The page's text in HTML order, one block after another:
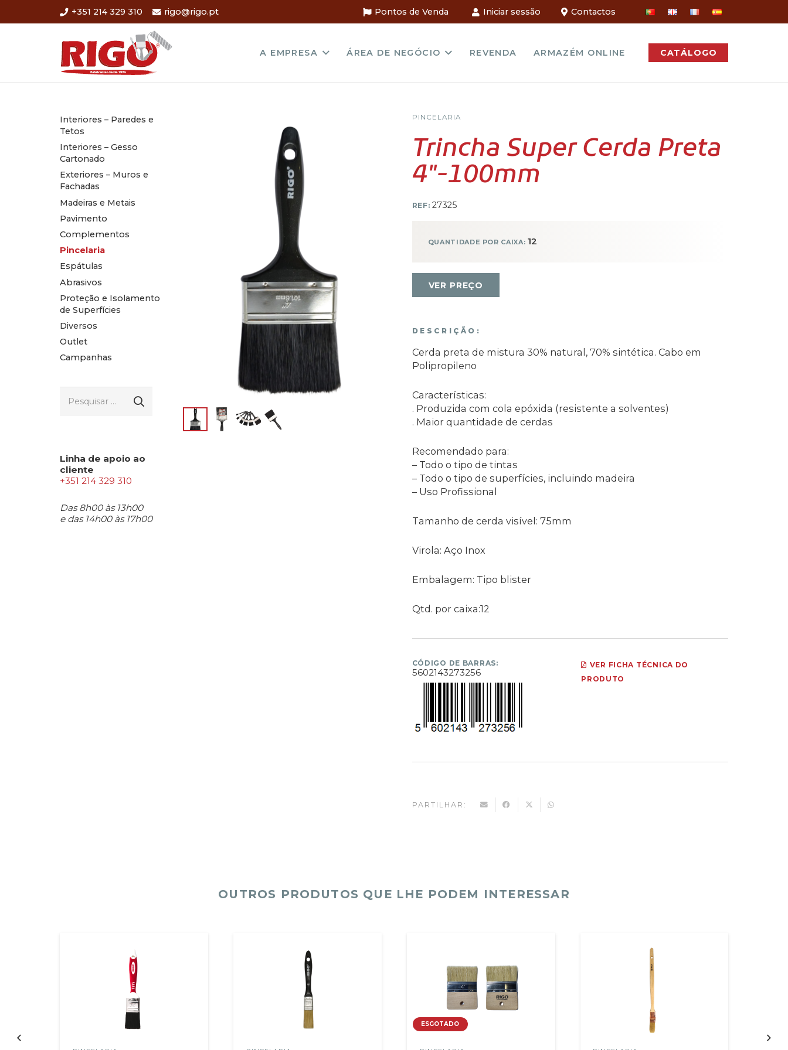
+351 214 329 310 rigo@rigo.pt Pontos de Venda Iniciar sessão Contactos
A EMPRESA ÁREA DE NEGÓCIO REVENDA ARMAZÉM ONLINE CATÁLOGO
Interiores – Paredes e
Tetos
Interiores – Gesso
Cartonado
Exteriores – Muros e
Fachadas
Madeiras e Metais
Pavimento
Complementos
Pincelaria
Espátulas
Abrasivos
Proteção e Isolamento
de Superfícies
Diversos
Outlet
Campanhas
por:
Linha de apoio ao
cliente
+351 214 329 310
Das 8h00 às 13h00
e das 14h00 às 17h00
PINCELARIA
Trincha Super Cerda Preta
4″-100mm
REF:27325
QUANTIDADE POR CAIXA:12
VER PREÇO
DESCRIÇÃO:
Cerda preta de mistura 30% natural, 70% sintética. Cabo em
Polipropileno
Características:
. Produzida com cola epóxida (resistente a solventes)
. Maior quantidade de cerdas
Recomendado para:
– Todo o tipo de tintas
– Todo o tipo de superfícies, incluindo madeira
– Uso Profissional
Tamanho de cerda visível: 75mm
Virola: Aço Inox
Embalagem: Tipo blister
Qtd. por caixa:12
CÓDIGO DE BARRAS:
5602143273256
VER FICHA TÉCNICA DO
PRODUTO
PARTILHAR:
OUTROS PRODUTOS QUE LHE PODEM INTERESSAR
ESGOTADO